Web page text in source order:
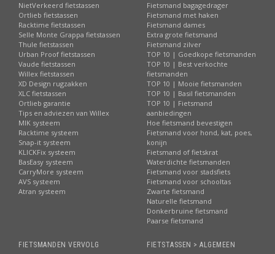
NietVerkeerd fietstassen
Ortlieb fietstassen
Racktime fietstassen
Selle Monte Grappa fietstassen
Thule fietstassen
Urban Proof fietstassen
Vaude fietstassen
Willex fietstassen
XD Design rugzakken
XLC fietstassen
Ortlieb garantie
Tips en adviezen van Willex
MIK systeem
Racktime systeem
Snap-it systeem
KLICKFix systeem
BasEasy systeem
CarryMore systeem
AVS systeem
Atran systeem
Fietsmand bagagedrager
Fietsmand met haken
Fietsmand dames
Extra grote fietsmand
Fietsmand zilver
TOP 10 | Goedkope fietsmanden
TOP 10 | Best verkochte
fietsmanden
TOP 10 | Mooie fietsmanden
TOP 10 | Basil fietsmanden
TOP 10 | Fietsmand
aanbiedingen
Hoe fietsmand bevestigen
Fietsmand voor hond, kat, poes,
konijn
Fietsmand of fietskrat
Waterdichte fietsmanden
Fietsmand voor stadsfiets
Fietsmand voor schooltas
Zwarte fietsmand
Naturelle fietsmand
Donkerbruine fietsmand
Paarse fietsmand
FIETSMANDEN VERVOLG FIETSTASSEN > ALGEMEEN